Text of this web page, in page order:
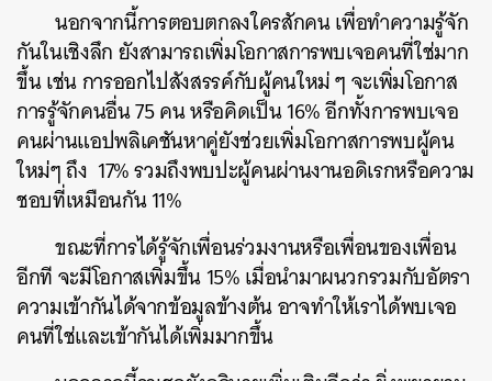
นอกจากนี้การตอบตกลงใครสักคน เพื่อทำความรู้จัก
กันในเชิงลึก ยังสามารถเพิ่มโอกาสการพบเจอคนที่ใช่มาก
ขึ้น เช่น การออกไปสังสรรค์กับผู้คนใหม่ ๆ จะเพิ่มโอกาส
การรู้จักคนอื่น 75 คน หรือคิดเป็น 16% อีกทั้งการพบเจอ
คนผ่านแอปพลิเคชันหาคู่ยังช่วยเพิ่มโอกาสการพบผู้คน
ใหม่ๆ ถึง 17% รวมถึงพบปะผู้คนผ่านงานอดิเรกหรือความ
ชอบที่เหมือนกัน 11%
ขณะที่การได้รู้จักเพื่อนร่วมงานหรือเพื่อนของเพื่อน
อีกที จะมีโอกาสเพิ่มขึ้น 15% เมื่อนำมาผนวกรวมกับอัตรา
ความเข้ากันได้จากข้อมูลข้างต้น อาจทำให้เราได้พบเจอ
คนที่ใช่และเข้ากันได้เพิ่มมากขึ้น